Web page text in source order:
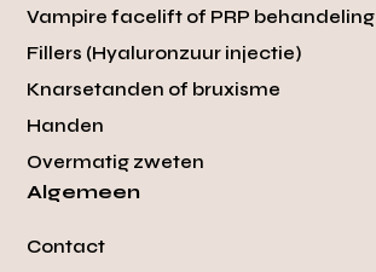
Vampire facelift of PRP behandeling
Fillers (Hyaluronzuur injectie)
Knarsetanden of bruxisme
Handen
Overmatig zweten
Algemeen
Contact